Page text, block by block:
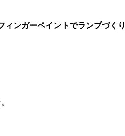
ィンガーペイントでランプづくり